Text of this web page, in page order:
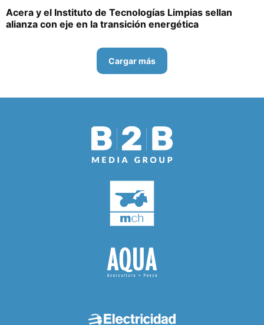
Acera y el Instituto de Tecnologías Limpias sellan
alianza con eje en la transición energética
Cargar más